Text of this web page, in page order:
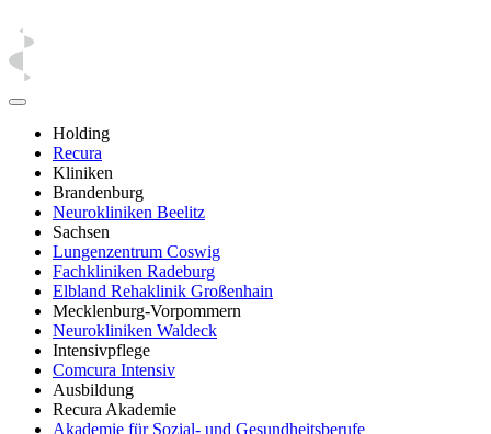
Holding
Recura
Kliniken
Brandenburg
Neurokliniken Beelitz
Sachsen
Lungenzentrum Coswig
Fachkliniken Radeburg
Elbland Rehaklinik Großenhain
Mecklenburg-Vorpommern
Neurokliniken Waldeck
Intensivpflege
Comcura Intensiv
Ausbildung
Recura Akademie
Akademie für Sozial- und Gesundheitsberufe